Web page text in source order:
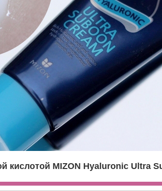
MIZON Hyaluronic Ultra